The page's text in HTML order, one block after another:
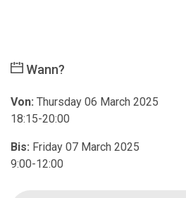
Wann?
Von: Thursday 06 March 2025
18:15-20:00
Bis: Friday 07 March 2025
9:00-12:00